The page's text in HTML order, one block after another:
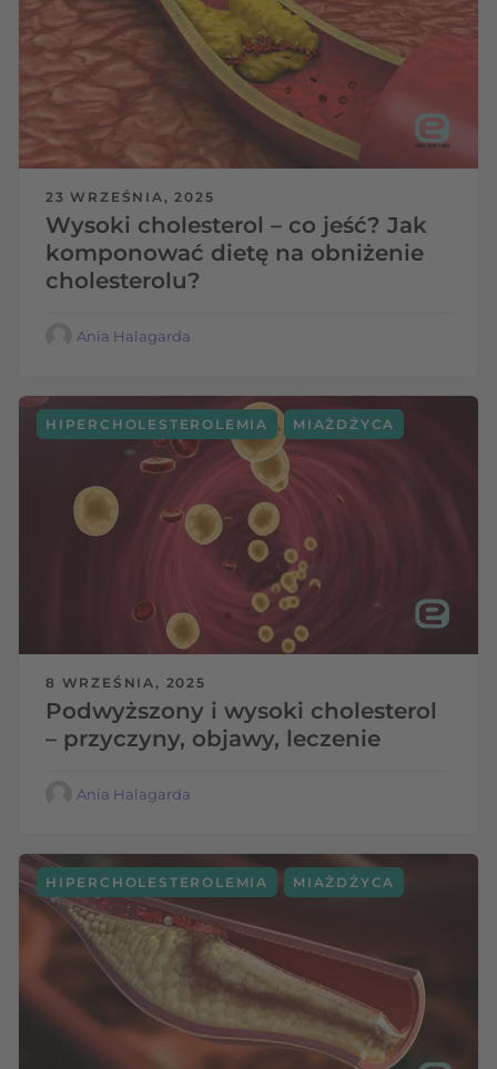
23 WRZEŚNIA, 2025
Wysoki cholesterol – co jeść? Jak
komponować dietę na obniżenie
cholesterolu?
Ania Halagarda
8 WRZEŚNIA, 2025
Podwyższony i wysoki cholesterol
– przyczyny, objawy, leczenie
HIPERCHOLESTEROLEMIA MIAŻDŻYCA
Ania Halagarda
HIPERCHOLESTEROLEMIA MIAŻDŻYCA